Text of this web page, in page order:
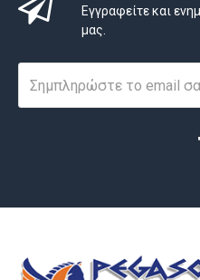
Εγγραφείτε και
μας.